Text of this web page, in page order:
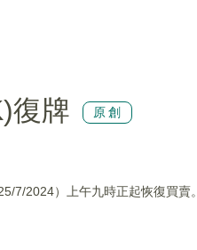
復牌 原創
7/2024）上午九時正起恢復買賣。